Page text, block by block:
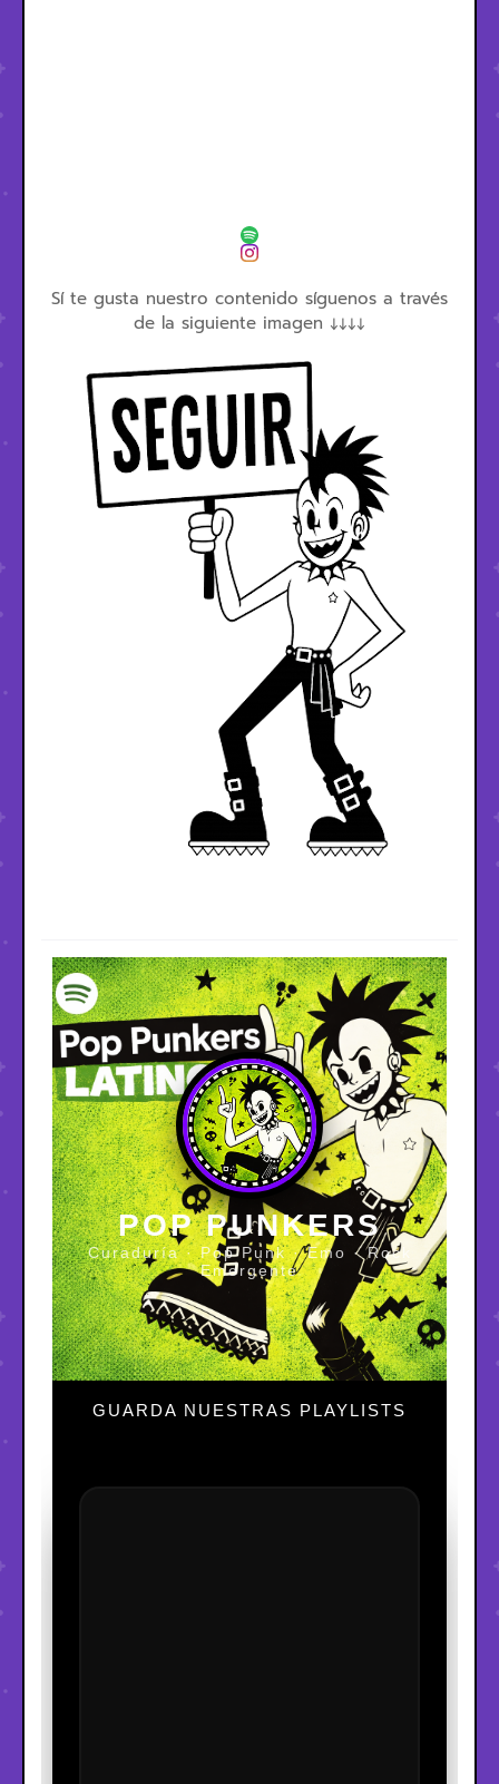
Sí te gusta nuestro contenido síguenos a través
de la siguiente imagen ↓↓↓↓
POP PUNKERS
Curaduría · Pop Punk · Emo · Rock
Emergente
GUARDA NUESTRAS PLAYLISTS